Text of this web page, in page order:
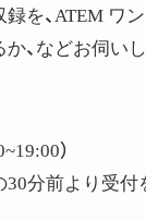
を、ATEM ワ
、などお伺いし
）
分前より受付